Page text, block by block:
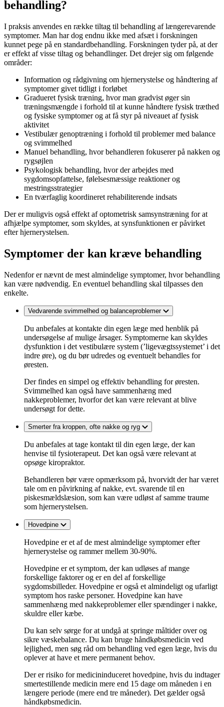
behandling?
I praksis anvendes en række tiltag til behandling af længerevarende
symptomer. Man har dog endnu ikke med afsæt i forskningen
kunnet pege på en standardbehandling. Forskningen tyder på, at der
er effekt af visse tiltag og behandlinger. Det drejer sig om følgende
områder:
Information og rådgivning om hjernerystelse og håndtering af
symptomer givet tidligt i forløbet
Gradueret fysisk træning, hvor man gradvist øger sin
træningsmængde i forhold til at kunne håndtere fysisk træthed
og fysiske symptomer og at få styr på niveauet af fysisk
aktivitet
Vestibulær genoptræning i forhold til problemer med balance
og svimmelhed
Manuel behandling, hvor behandleren fokuserer på nakken og
rygsøjlen
Psykologisk behandling, hvor der arbejdes med
sygdomsopfattelse, følelsesmæssige reaktioner og
mestringsstrategier
En tværfaglig koordineret rehabiliterende indsats
Der er muligvis også effekt af optometrisk samsynstræning for at
afhjælpe symptomer, som skyldes, at synsfunktionen er påvirket
efter hjernerystelsen.
Symptomer der kan kræve behandling
Nedenfor er nævnt de mest almindelige symptomer, hvor behandling
kan være nødvendig. En eventuel behandling skal tilpasses den
enkelte.
Vedvarende svimmelhed og balanceproblemer
Du anbefales at kontakte din egen læge med henblik på
undersøgelse af mulige årsager. Symptomerne kan skyldes
dysfunktion i det vestibulære system (’ligevægtssystemet’ i det
indre øre), og du bør udredes og eventuelt behandles for
øresten.
Der findes en simpel og effektiv behandling for øresten.
Svimmelhed kan også have sammenhæng med
nakkeproblemer, hvorfor det kan være relevant at blive
undersøgt for dette.
Smerter fra kroppen, ofte nakke og ryg
Du anbefales at tage kontakt til din egen læge, der kan
henvise til fysioterapeut. Det kan også være relevant at
opsøge kiropraktor.
Behandleren bør være opmærksom på, hvorvidt der har været
tale om en påvirkning af nakke, evt. svarende til en
piskesmældslæsion, som kan være udløst af samme traume
som hjernerystelsen.
Hovedpine
Hovedpine er et af de mest almindelige symptomer efter
hjernerystelse og rammer mellem 30-90%.
Hovedpine er et symptom, der kan udløses af mange
forskellige faktorer og er en del af forskellige
sygdomsbilleder. Hovedpine er også et almindeligt og ufarligt
symptom hos raske personer. Hovedpine kan have
sammenhæng med nakkeproblemer eller spændinger i nakke,
skuldre eller kæbe.
Du kan selv sørge for at undgå at springe måltider over og
sikre væskebalance. Du kan bruge håndkøbsmedicin ved
lejlighed, men søg råd om behandling ved egen læge, hvis du
oplever at have et mere permanent behov.
Der er risiko for medicininduceret hovedpine, hvis du indtager
smertestillende medicin mere end 15 dage om måneden i en
længere periode (mere end tre måneder). Det gælder også
håndkøbsmedicin.